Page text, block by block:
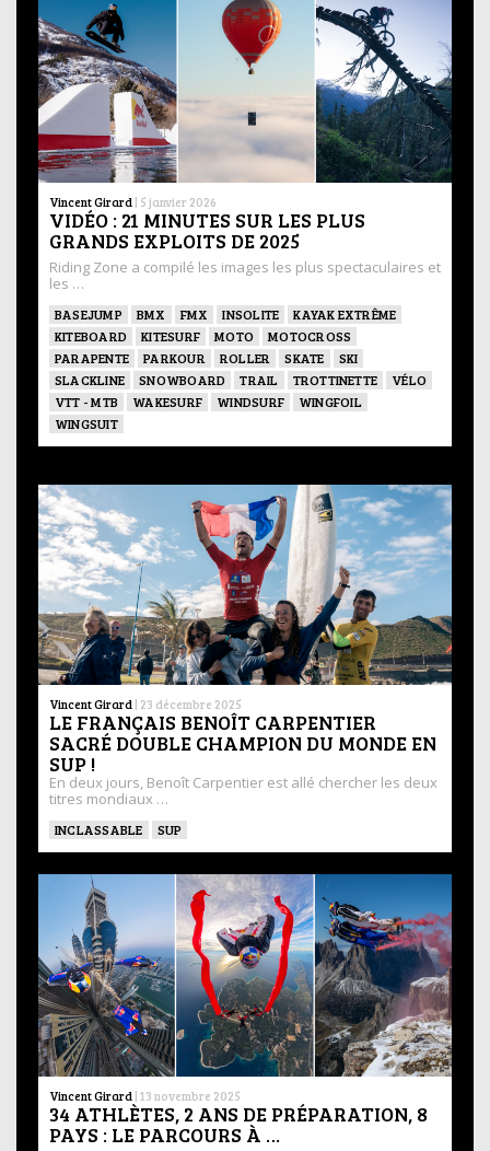
Vincent Girard | 5 janvier 2026
VIDÉO : 21 MINUTES SUR LES PLUS
GRANDS EXPLOITS DE 2025
Riding Zone a compilé les images les plus spectaculaires et
les …
BASEJUMP BMX FMX INSOLITE
KAYAK EXTRÊME
KITEBOARD
KITESURF MOTO
MOTOCROSS
PARAPENTE
PARKOUR ROLLER SKATE
SKI
SLACKLINE
SNOWBOARD TRAIL TROTTINETTE
VÉLO
VTT - MTB
WAKESURF WINDSURF
WINGFOIL
WINGSUIT
Vincent Girard | 23 décembre 2025
LE FRANÇAIS BENOÎT CARPENTIER
SACRÉ DOUBLE CHAMPION DU MONDE EN
SUP !
En deux jours, Benoît Carpentier est allé chercher les deux
titres mondiaux …
INCLASSABLE SUP
Vincent Girard | 13 novembre 2025
34 ATHLÈTES, 2 ANS DE PRÉPARATION, 8
PAYS : LE PARCOURS À …